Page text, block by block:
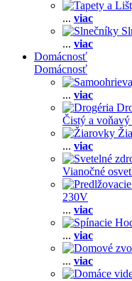
... viac
... viac
Domácnosť
Domácnosť
... viac
Čistý a voňavý
... viac
Vianočné
230V
... viac
... viac
... viac